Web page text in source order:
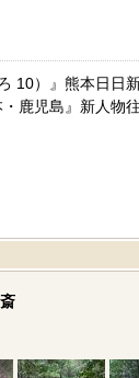
10）』熊本日日
鹿児島』新人物